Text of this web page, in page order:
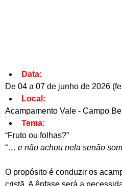
Data:
De 04 a 07 de junho de 2026
Local:
Acampamento Vale - Campo
Tema:
“Fruto ou folhas?”
“… e não achou nela senão
O propósito é conduzir os